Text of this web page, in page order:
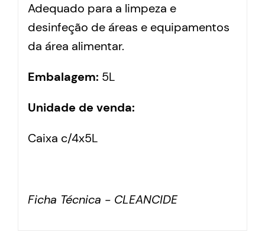
Adequado para a limpeza e
desinfeção de áreas e equipamentos
da área alimentar.
Embalagem: 5L
Unidade de venda:
Caixa c/4x5L
Ficha Técnica - CLEANCIDE